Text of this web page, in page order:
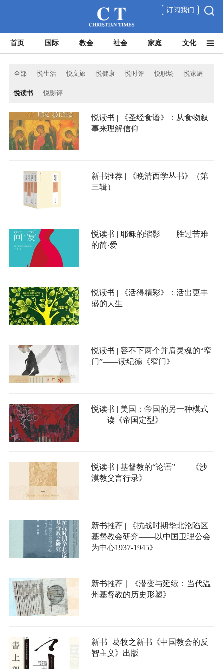
订阅我们
首页 国际 教会 社会 家庭 文化
全部 悦生活 悦文旅 悦健康 悦时评 悦职场 悦家庭
悦读书 悦影评
悦读书 | 《圣经食谱》：从食物叙
事来理解信仰
新书推荐 | 《晚清西学丛书》（第
三辑）
悦读书 | 耶稣的缩影——胜过苦难
的简·爱
悦读书 | 《活得精彩》：活出更丰
盛的人生
悦读书 | 容不下两个并肩灵魂的“窄
门”——读纪德《窄门》
悦读书 | 美国：帝国的另一种模式
——读《帝国定型》
悦读书 | 基督教的“论语”——《沙
漠教父言行录》
新书推荐 | 《抗战时期华北沦陷区
基督教会研究——以中国卫理公会
为中心1937-1945》
新书推荐｜《潜变与延续：当代温
州基督教的历史形塑》
新书 | 葛牧之新书《中国教会的反
智主义》出版